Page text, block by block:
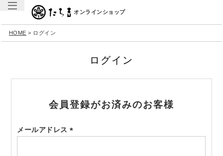
オンラインショップ
HOME ログイン
ログイン
会員登録がお済みのお客様
メールアドレス